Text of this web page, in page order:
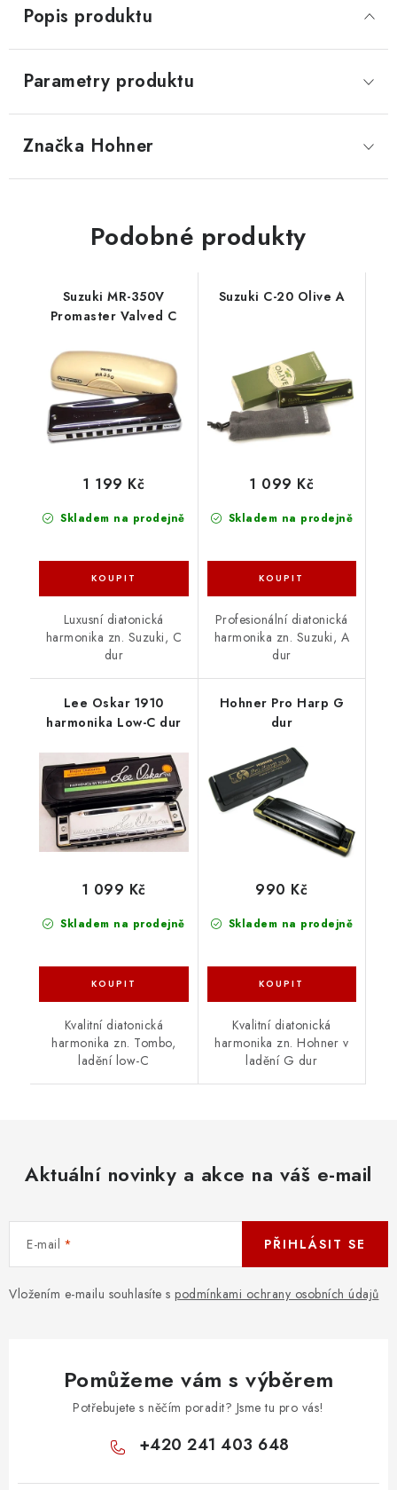
Popis produktu
Parametry produktu
Značka Hohner
Podobné produkty
Suzuki MR-350V
Promaster Valved C
Skladem na prodejně
1 199 Kč
Luxusní diatonická
harmonika zn. Suzuki, C
dur
Suzuki C-20 Olive A
Skladem na prodejně
1 099 Kč
Profesionální diatonická
harmonika zn. Suzuki, A
dur
Lee Oskar 1910
harmonika Low-C dur
Skladem na prodejně
1 099 Kč
Kvalitní diatonická
harmonika zn. Tombo,
ladění low-C
Hohner Pro Harp G
dur
Skladem na prodejně
990 Kč
Kvalitní diatonická
harmonika zn. Hohner v
ladění G dur
Aktuální novinky a akce na váš e-mail
E-mail
Vložením e-mailu souhlasíte s podmínkami ochrany osobních údajů
PŘIHLÁSIT SE
Pomůžeme vám s výběrem
Potřebujete s něčím poradit? Jsme tu pro vás!
+420 241 403 648